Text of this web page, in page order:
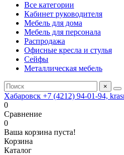
Все категории
Кабинет руководителя
Мебель для дома
Мебель для персонала
Распродажа
Офисные кресла и стулья
Сейфы
Металлическая мебель
×
Хабаровск +7 (4212) 94-01-94,
0
Сравнение
0
Ваша корзина пуста!
Корзина
Каталог